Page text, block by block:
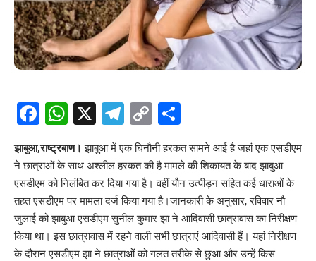
Facebook
WhatsApp
X Telegram
Copy
Link
झाबुआ,राष्ट्रबाण। झाबुआ में एक घिनौनी हरकत सामने आई है जहां एक एसडीएम
ने छात्राओं के साथ अश्लील हरकत की है मामले की शिकायत के बाद झाबुआ
एसडीएम को निलंबित कर दिया गया है। वहीं यौन उत्पीड़न सहित कई धाराओं के
तहत एसडीएम पर मामला दर्ज किया गया है।जानकारी के अनुसार, रविवार नौ
जुलाई को झाबुआ एसडीएम सुनील कुमार झा ने आदिवासी छात्रावास का निरीक्षण
किया था। इस छात्रावास में रहने वाली सभी छात्राएं आदिवासी हैं। यहां निरीक्षण
के दौरान एसडीएम झा ने छात्राओं को गलत तरीके से छुआ और उन्हें किस